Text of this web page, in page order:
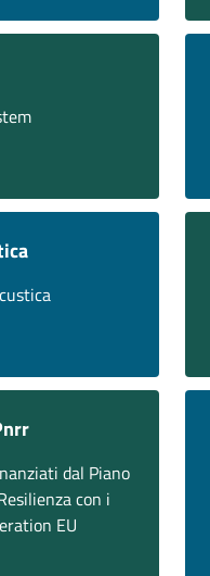
dal Piano
con i
EU